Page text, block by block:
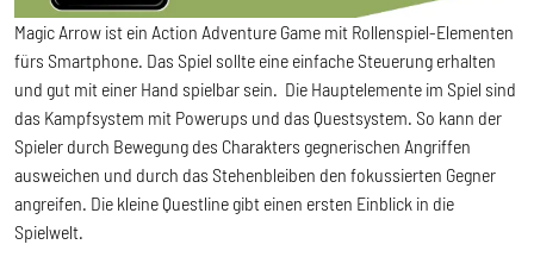
Magic Arrow ist ein Action Adventure Game mit Rollenspiel-Elementen
fürs Smartphone. Das Spiel sollte eine einfache Steuerung erhalten
und gut mit einer Hand spielbar sein. Die Hauptelemente im Spiel sind
das Kampfsystem mit Powerups und das Questsystem. So kann der
Spieler durch Bewegung des Charakters gegnerischen Angriffen
ausweichen und durch das Stehenbleiben den fokussierten Gegner
angreifen. Die kleine Questline gibt einen ersten Einblick in die
Spielwelt.